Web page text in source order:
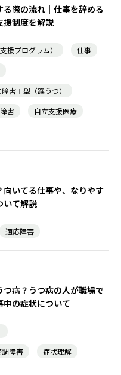
る際の流れ｜仕事を辞める
援制度を解説
援プログラム）
仕事
害Ⅰ型（躁うつ）
害
自立支援医療
向いてる仕事や、なりやす
いて解説
適応障害
つ病？うつ病の人が職場で
中の症状について
障害
症状理解